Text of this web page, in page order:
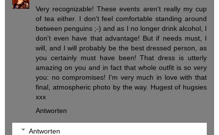
Very recognizable! These events aren't really my cup
of tea either. I don't feel comfortable standing around
between penguins ;-) and as I no longer drink alcohol, I
don't even have that advantage! But if needs must, I
will, and I will probably be the best dressed person, as
you certainly must have been! That dress is utterly
amazing on you and in fact that whole outfit is so very
you: no compromises! I'm very much in love with that
final, atmospheric photo by the way. Hugest of hugsies
xxx
Antworten
Antworten